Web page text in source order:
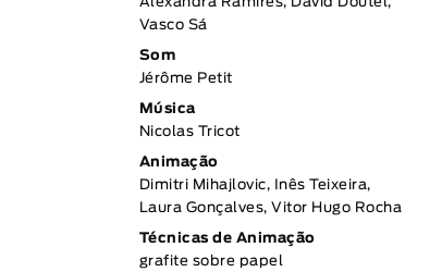
Vasco Sá
Som
Jérôme Petit
Música
Nicolas Tricot
Animação
Dimitri Mihajlovic, Inês Teixeira,
Laura Gonçalves, Vitor Hugo Rocha
Técnicas de Animação
grafite sobre papel